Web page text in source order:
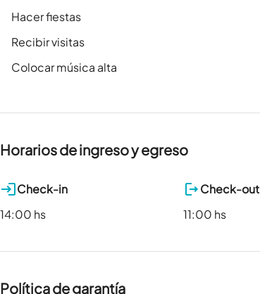
Hacer fiestas
Recibir visitas
Colocar música alta
Horarios de ingreso y egreso
Check-in
14:00 hs
Check-out
11:00 hs
Política de garantía